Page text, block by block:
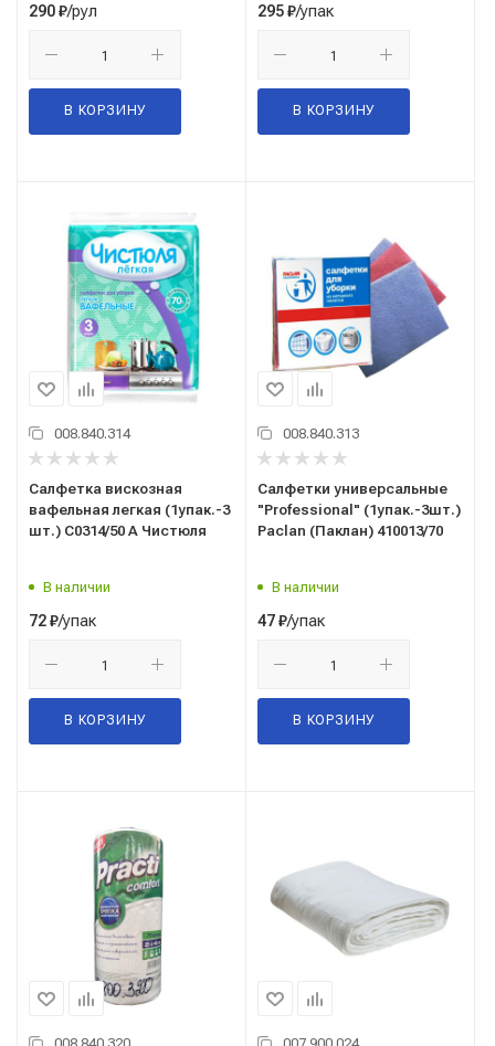
290₽/рул
В КОРЗИНУ
295₽/упак
В КОРЗИНУ
008.840.314
Салфетка вискозная
вафельная легкая (1упак.-3
шт.) С0314/50 А Чистюля
В наличии
72₽/упак
В КОРЗИНУ
008.840.313
Салфетки универсальные
"Professional" (1упак.-3шт.)
Paclan (Паклан) 410013/70
В наличии
47₽/упак
В КОРЗИНУ